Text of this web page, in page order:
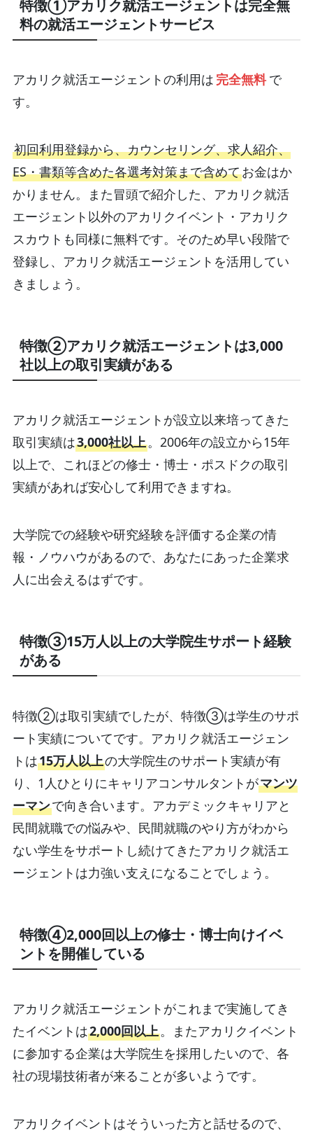
特徴①アカリク就活エージェントは完全無
料の就活エージェントサービス
アカリク就活エージェントの利用は 完全無料で
す。
初回利用登録から、カウンセリング、求人紹介、
ES・書類等含めた各選考対策まで含めてお金はか
かりません。また冒頭で紹介した、アカリク就活
エージェント以外のアカリクイベント・アカリク
スカウトも同様に無料です。そのため早い段階で
登録し、アカリク就活エージェントを活用してい
きましょう。
特徴②アカリク就活エージェントは3,000
社以上の取引実績がある
アカリク就活エージェントが設立以来培ってきた
取引実績は3,000社以上。2006年の設立から15年
以上で、これほどの修士・博士・ポスドクの取引
実績があれば安心して利用できますね。
大学院での経験や研究経験を評価する企業の情
報・ノウハウがあるので、あなたにあった企業求
人に出会えるはずです。
特徴③15万人以上の大学院生サポート経験
がある
特徴②は取引実績でしたが、特徴③は学生のサポ
ート実績についてです。アカリク就活エージェン
トは15万人以上の大学院生のサポート実績が有
り、1人ひとりにキャリアコンサルタントがマンツ
ーマンで向き合います。アカデミックキャリアと
民間就職での悩みや、民間就職のやり方がわから
ない学生をサポートし続けてきたアカリク就活エ
ージェントは力強い支えになることでしょう。
特徴④2,000回以上の修士・博士向けイベ
ントを開催している
アカリク就活エージェントがこれまで実施してき
たイベントは2,000回以上。またアカリクイベント
に参加する企業は大学院生を採用したいので、各
社の現場技術者が来ることが多いようです。
アカリクイベントはそういった方と話せるので、